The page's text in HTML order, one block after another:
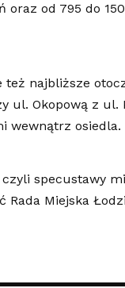
oraz od 795 do
najbliższe
ul. Okopową z ul.
wewnątrz osiedla.
specustawy
Miejska